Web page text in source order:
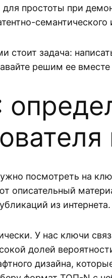
простоты при
стоит задача:
решим ее
посмотреть на
описательный
из
У нас ключи
долей
дизайна,